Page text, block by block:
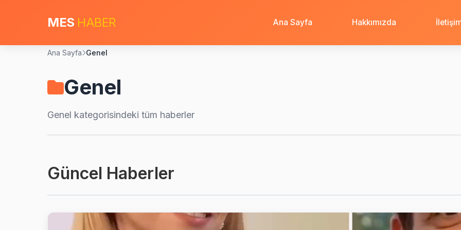
MES HABER Ana Sayfa Hakkımızda
Ana Sayfa Genel
Genel
Genel kategorisindeki tüm haberler
Güncel Haberler